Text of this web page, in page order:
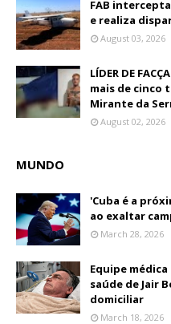
FAB
e realiza
August 03, 2026
LÍDER DE
mais de cinco
Mirante da
August 02, 2026
MUNDO
'Cuba é a
ao exaltar
March 28, 2026
Equipe
saúde de Jair
domiciliar
March 18, 2026